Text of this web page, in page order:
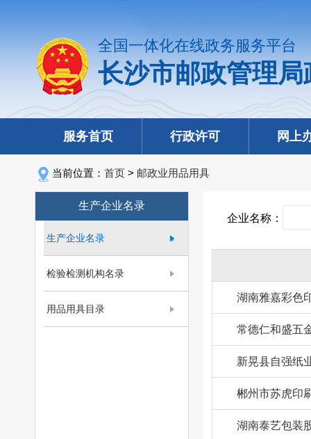
全国一体化在线政务服务平台
长沙市邮政管理
服务首页 行政许可 网上
当前位置： 首页 > 邮政业用品用具
生产企业名录
生产企业名录
检验检测机构名录
用品用具目录
企业名称：
湖南雅嘉彩色
常德仁和盛五
新晃县自强纸
郴州市苏虎印
湖南泰艺包装